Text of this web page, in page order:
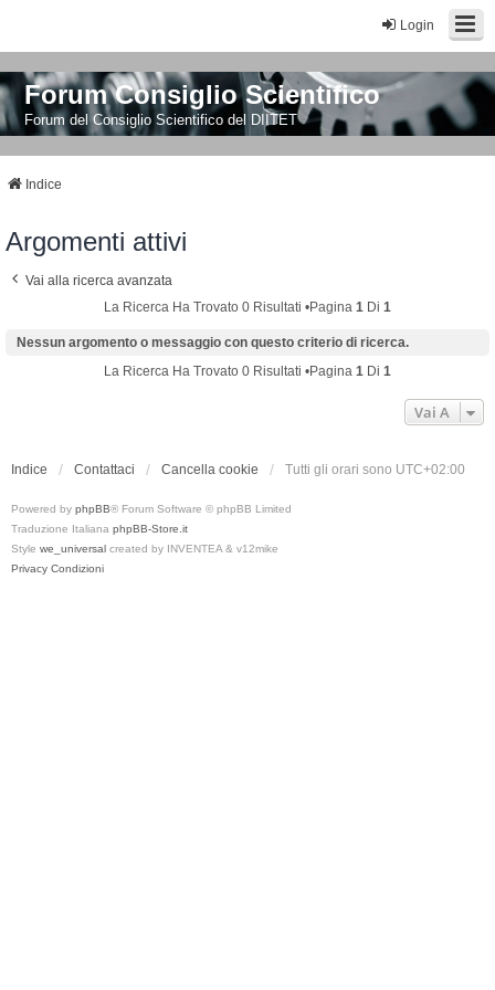
Login
Forum Consiglio Scientifico
Forum del Consiglio Scientifico del DIITET
Indice
Argomenti attivi
Vai alla ricerca avanzata
La Ricerca Ha Trovato 0 Risultati •Pagina 1 Di 1
Nessun argomento o messaggio con questo criterio di ricerca.
La Ricerca Ha Trovato 0 Risultati •Pagina 1 Di 1
Vai A
Indice Contattaci Cancella cookie Tutti gli orari sono UTC+02:00
Powered by phpBB® Forum Software © phpBB Limited
Traduzione Italiana phpBB-Store.it
Style we_universal created by INVENTEA & v12mike
Privacy Condizioni